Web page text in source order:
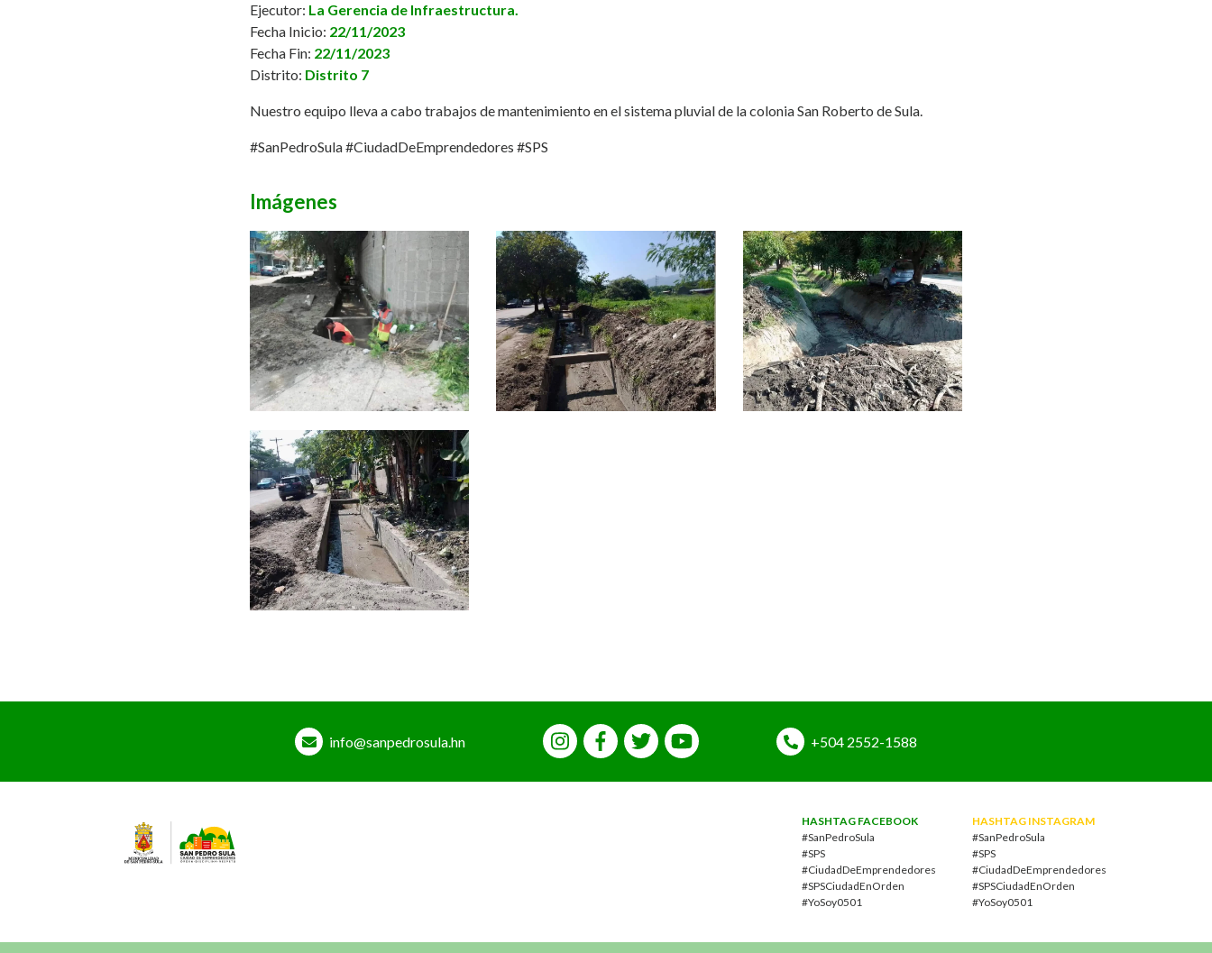
Ejecutor: La Gerencia de Infraestructura.
Fecha Inicio: 22/11/2023
Fecha Fin: 22/11/2023
Distrito: Distrito 7
Nuestro equipo lleva a cabo trabajos de mantenimiento en el sistema pluvial de la colonia San Roberto de Sula.
#SanPedroSula #CiudadDeEmprendedores #SPS
Imágenes
info@sanpedrosula.hn +504 2552-1588
HASHTAG FACEBOOK
#SanPedroSula
#SPS
#CiudadDeEmprendedores
#SPSCiudadEnOrden
#YoSoy0501
HASHTAG INSTAGRAM
#SanPedroSula
#SPS
#CiudadDeEmprendedores
#SPSCiudadEnOrden
#YoSoy0501